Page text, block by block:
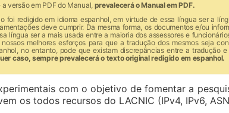
versão em PDF do Manual,prevalecerá o Manual em PDF.
foi redigido em idioma espanhol, em virtude de essa língua ser a
deve cumprir. Da mesma forma, os documentos e/ou
língua ser a mais usada entre a maioria dos assessores e
melhores esforços para que a tradução dos mesmos seja
no entanto, pode que existam discrepâncias entre a tradução
caso, sempre prevalecerá o texto original redigido em espanhol.
com o objetivo de fomentar a
os todos recursos do LACNIC (IPv4, IPv6,